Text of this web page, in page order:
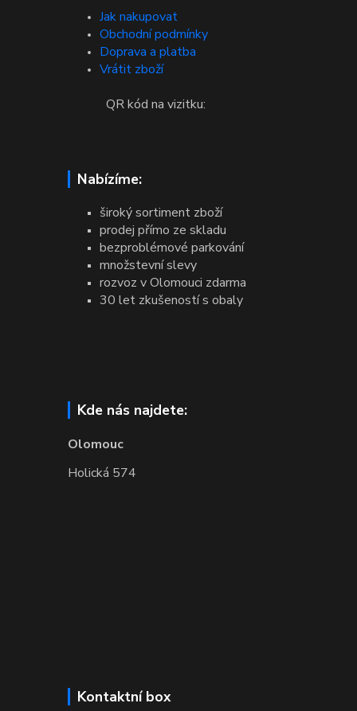
Jak nakupovat
Obchodní podmínky
Doprava a platba
Vrátit zboží
QR kód na vizitku:
Nabízíme:
široký sortiment zboží
prodej přímo ze skladu
bezproblémové parkování
množstevní slevy
rozvoz v Olomouci zdarma
30 let zkušeností s obaly
Kde nás najdete:
Olomouc
Holická 574
Kontaktní box